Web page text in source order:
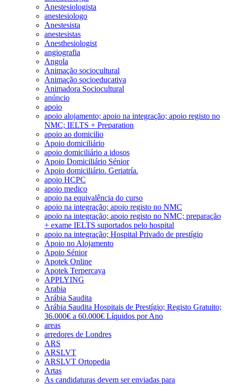
Anestesiologista
anestesiologo
Anestesista
anestesistas
Anesthesiologist
angiografia
Angola
Animação sociocultural
Animação socioeducativa
Animadora Sociocultural
anúncio
apoio
apoio alojamento; apoio na integração; apoio registo no
NMC; IELTS + Preparation
apoio ao domicilio
Apoio domiciliário
apoio domiciliário a idosos
Apoio Domiciliário Sénior
Apoio domiciliário. Geriatría.
apoio HCPC
apoio medico
apoio na equivalência do curso
apoio na integração; apoio registo no NMC
apoio na integração; apoio registo no NMC; preparação
+ exame IELTS suportados pelo hospital
apoio na integração; Hospital Privado de prestígio
Apoio no Alojamento
Apoio Sénior
Apotek Online
Apotek Terpercaya
APPLYING
Arabia
Arábia Saudita
Arábia Saudita Hospitais de Prestígio; Registo Gratuito;
36.000€ a 60.000€ Líquidos por Ano
areas
arredores de Londres
ARS
ARSLVT
ARSLVT Ortopedia
Artas
As candidaturas devem ser enviadas para